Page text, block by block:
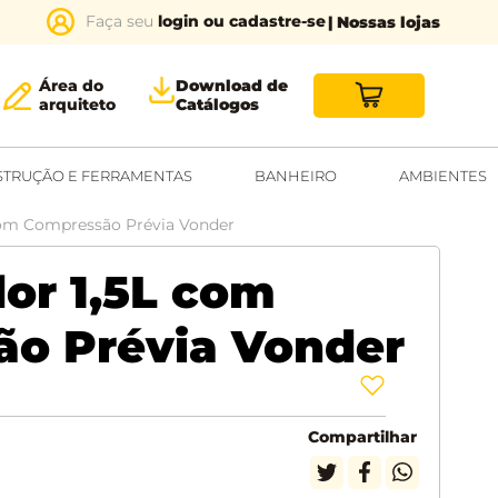
login ou cadastre-se| Nossas lojas
Área do
arquiteto
Download de
Catálogos
E FERRAMENTAS BANHEIRO AMBIENTES
Compressão Prévia Vonder
1,5L com
Prévia Vonder
Compartilhar